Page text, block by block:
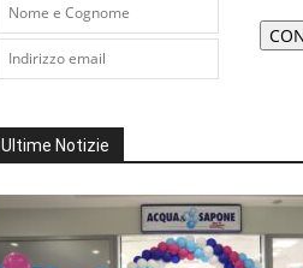
Ultime Notizie